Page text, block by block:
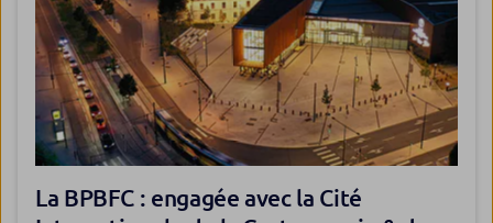
La BPBFC : engagée avec la Cité